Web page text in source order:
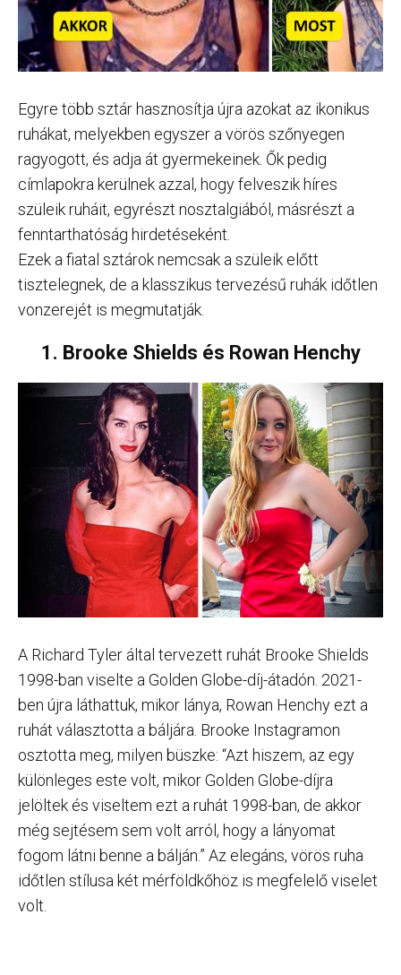
Egyre több sztár hasznosítja újra azokat az ikonikus
ruhákat, melyekben egyszer a vörös szőnyegen
ragyogott, és adja át gyermekeinek. Ők pedig
címlapokra kerülnek azzal, hogy felveszik híres
szüleik ruháit, egyrészt nosztalgiából, másrészt a
fenntarthatóság hirdetéseként.
Ezek a fiatal sztárok nemcsak a szüleik előtt
tisztelegnek, de a klasszikus tervezésű ruhák időtlen
vonzerejét is megmutatják.
1. Brooke Shields és Rowan Henchy
A Richard Tyler által tervezett ruhát Brooke Shields
1998-ban viselte a Golden Globe-díj-átadón. 2021-
ben újra láthattuk, mikor lánya, Rowan Henchy ezt a
ruhát választotta a báljára. Brooke Instagramon
osztotta meg, milyen büszke: “Azt hiszem, az egy
különleges este volt, mikor Golden Globe-díjra
jelöltek és viseltem ezt a ruhát 1998-ban, de akkor
még sejtésem sem volt arról, hogy a lányomat
fogom látni benne a bálján.” Az elegáns, vörös ruha
időtlen stílusa két mérföldkőhöz is megfelelő viselet
volt.